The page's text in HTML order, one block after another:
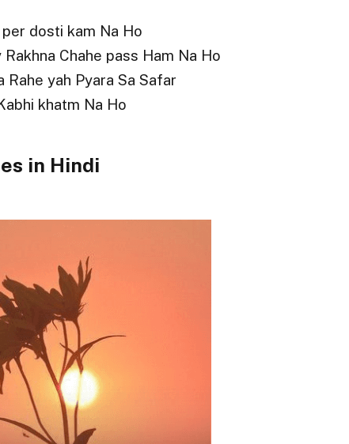
per dosti kam Na Ho
Chahe pass Ham Na Ho
Rahe yah Pyara Sa Safar
khatm Na Ho
in Hindi